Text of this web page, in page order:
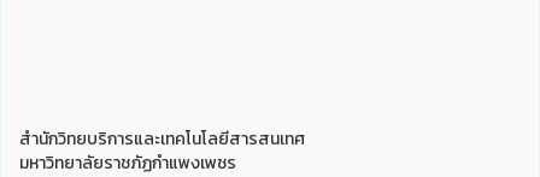
สำนักวิทยบริการและเทคโนโลยีสารสนเทศ
มหาวิทยาลัยราชภัฏกำแพงเพชร